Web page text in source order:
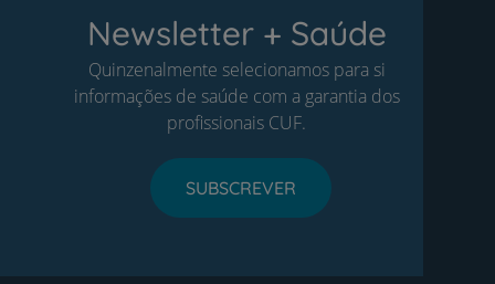
Newsletter + Saúde
Quinzenalmente selecionamos para si
informações de saúde com a garantia dos
profissionais CUF.
SUBSCREVER